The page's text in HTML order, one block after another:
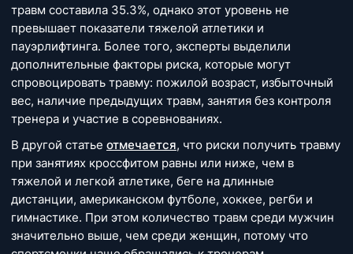
травм составила 35.3%, однако этот уровень не
превышает показатели тяжелой атлетики и
пауэрлифтинга. Более того, эксперты выделили
дополнительные факторы риска, которые могут
спровоцировать травму: пожилой возраст, избыточный
вес, наличие предыдущих травм, занятия без контроля
тренера и участие в соревнованиях.
В другой статье отмечается, что риски получить травму
при занятиях кроссфитом равны или ниже, чем в
тяжелой и легкой атлетике, беге на длинные
дистанции, американском футболе, хоккее, регби и
гимнастике. При этом количество травм среди мужчин
значительно выше, чем среди женщин, потому что